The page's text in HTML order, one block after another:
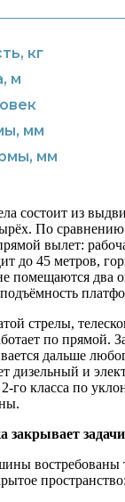
кг
м
мм
мм
состоит из
По сравнению
вылет:
до 45 метров,
помещаются два
стрелы,
по прямой.
дальше
дизельный и
го класса по
закрывает задачи
востребованы
пространство: